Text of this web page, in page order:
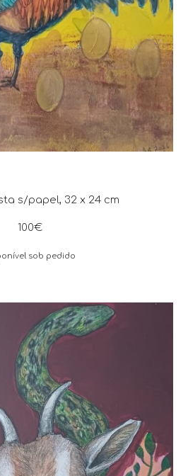
s/papel, 32 x 24 cm
100€
sob pedido